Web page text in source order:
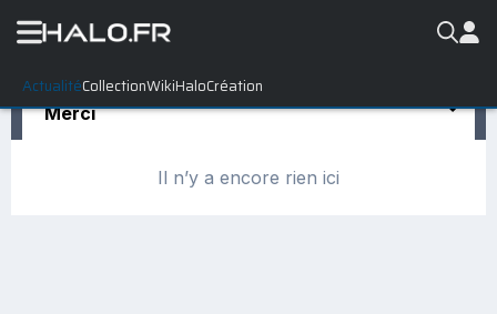
ActualitéCollectionWikiHaloCréation
Merci
Il n’y a encore rien ici